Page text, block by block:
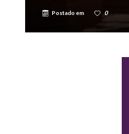
Postado em 0